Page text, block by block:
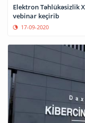
Elektron Təhlükəsizlik
vebinar keçirib
17-09-2020